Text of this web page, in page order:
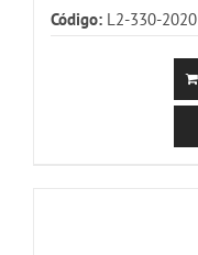
Código: L2-330-2020